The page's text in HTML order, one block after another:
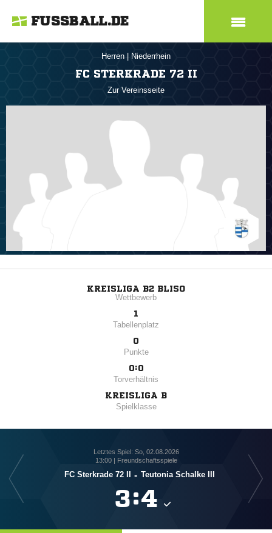
FUSSBALL.DE
Herren Niederrhein
FC STERKRADE 72 II
Zur Vereinsseite
KREISLIGA B2 BLISO
Wettbewerb
1
Tabellenplatz
0
Punkte
0:0
Torverhältnis
KREISLIGA B
Spielklasse
Letztes Spiel: So, 02.08.2026
13:00 | Freundschaftsspiele
FC Sterkrade 72 II - Teutonia Schalke III
: